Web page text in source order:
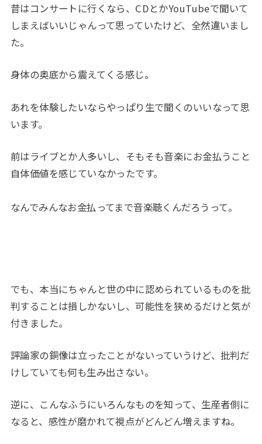
昔はコンサートに行くなら、CDとかYouTubeで聞いて
しまえばいいじゃんって思っていたけど、全然違いまし
た。
身体の奥底から震えてくる感じ。
あれを体験したいならやっぱり生で聞くのいいなって思
います。
前はライブとか人多いし、そもそも音楽にお金払うこと
自体価値を感じていなかったです。
なんでみんなお金払ってまで音楽聴くんだろうって。
でも、本当にちゃんと世の中に認められているものを批
判することは損しかないし、可能性を狭めるだけと気が
付きました。
評論家の銅像は立ったことがないっていうけど、批判だ
けしていても何も生み出さない。
逆に、こんなふうにいろんなものを知って、生産者側に
なると、感性が磨かれて視点がどんどん増えますね。